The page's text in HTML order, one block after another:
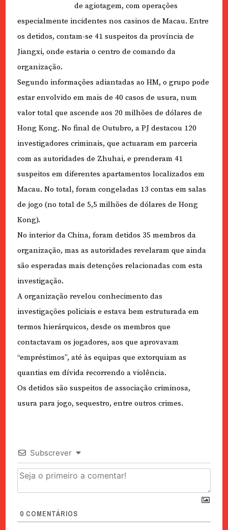
de agiotagem, com operações
especialmente incidentes nos casinos de Macau. Entre
os detidos, contam-se 41 suspeitos da província de
Jiangxi, onde estaria o centro de comando da
organização.
Segundo informações adiantadas ao HM, o grupo pode
estar envolvido em mais de 40 casos de usura, num
valor total que ascende aos 20 milhões de dólares de
Hong Kong. No final de Outubro, a PJ destacou 120
investigadores criminais, que actuaram em parceria
com as autoridades de Zhuhai, e prenderam 41
suspeitos em diferentes apartamentos localizados em
Macau. No total, foram congeladas 13 contas em salas
de jogo (no total de 5,5 milhões de dólares de Hong
Kong).
No interior da China, foram detidos 35 membros da
organização, mas as autoridades revelaram que ainda
são esperadas mais detenções relacionadas com esta
investigação.
A organização revelou conhecimento das
investigações policiais e estava bem estruturada em
termos hierárquicos, desde os membros que
contactavam os jogadores, aos que aprovavam
“empréstimos”, até às equipas que extorquiam as
quantias em dívida recorrendo a violência.
Os detidos são suspeitos de associação criminosa,
usura para jogo, sequestro, entre outros crimes.
Subscrever
0 COMENTÁRIOS